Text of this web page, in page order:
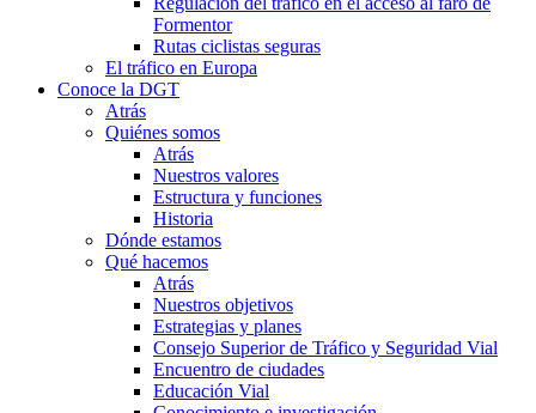
Formentor
Rutas ciclistas seguras
El tráfico en Europa
Conoce la DGT
Atrás
Quiénes somos
Atrás
Nuestros valores
Estructura y funciones
Historia
Dónde estamos
Qué hacemos
Atrás
Nuestros objetivos
Estrategias y planes
Consejo Superior de Tráfico y Seguridad Vial
Encuentro de ciudades
Educación Vial